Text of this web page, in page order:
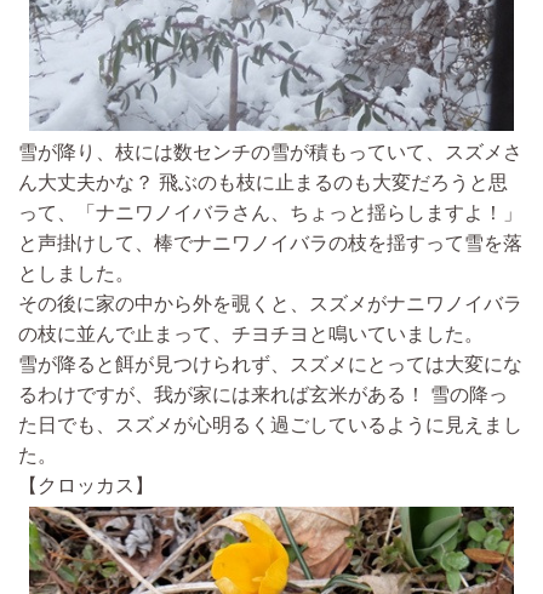
雪が降り、枝には数センチの雪が積もっていて、スズメさ
ん大丈夫かな？ 飛ぶのも枝に止まるのも大変だろうと思
って、「ナニワノイバラさん、ちょっと揺らしますよ！」
と声掛けして、棒でナニワノイバラの枝を揺すって雪を落
としました。
その後に家の中から外を覗くと、スズメがナニワノイバラ
の枝に並んで止まって、チヨチヨと鳴いていました。
雪が降ると餌が見つけられず、スズメにとっては大変にな
るわけですが、我が家には来れば玄米がある！ 雪の降っ
た日でも、スズメが心明るく過ごしているように見えまし
た。
【クロッカス】